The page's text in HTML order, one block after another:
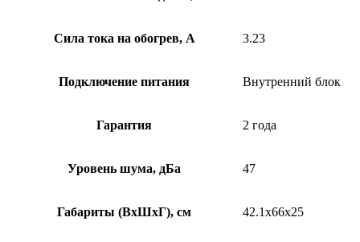
Сила тока на обогрев, А 3.23
Подключение питания Внутренний блок
Гарантия 2 года
Уровень шума, дБа 47
Габариты (ВхШхГ), см 42.1x66x25